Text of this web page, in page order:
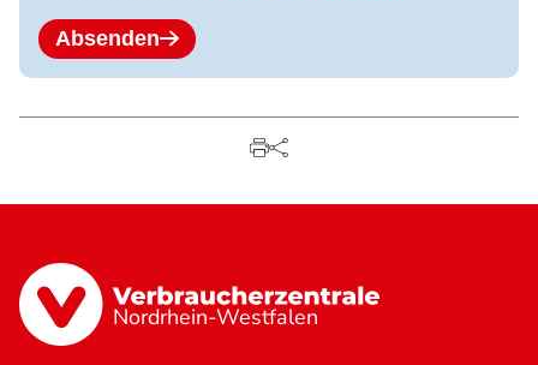
Absenden
Nordrhein-Westfalen